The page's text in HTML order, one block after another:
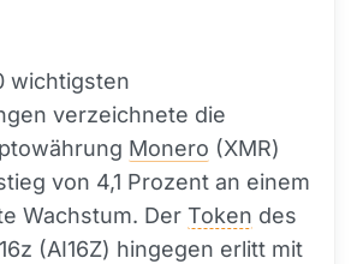
wichtigsten
verzeichnete die
Monero (XMR)
von 4,1 Prozent an einem
Wachstum. Der Token des
(AI16Z) hingegen erlitt mit